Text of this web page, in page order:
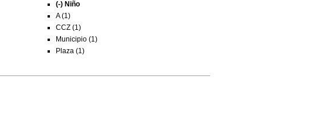
(-) Niño
A (1)
CCZ (1)
Municipio (1)
Plaza (1)